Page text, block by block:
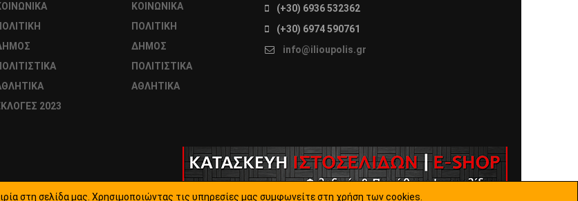
2023
ΚΟΙΝΩΝΙΚΑ
ΠΟΛΙΤΙΚΗ
ΔΗΜΟΣ
ΠΟΛΙΤΙΣΤΙΚΑ
ΑΘΛΗΤΙΚΑ
(+30) 6936 532362
(+30) 6974 590761
info@ilioupolis.gr
στη σελίδα μας. Χρησιμοποιώντας τις υπηρεσίες μας συμφωνείτε στη χρήση των cookies.